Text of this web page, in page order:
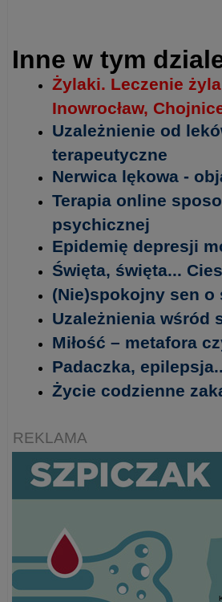
Inne w tym
Żylaki. Leczenie
Inowrocław,
Uzależnienie od
terapeutyczne
Nerwica lękowa -
Terapia online
psychicznej
Epidemię depresji
Święta, święta...
(Nie)spokojny sen o
Uzależnienia wśród
Miłość – metafora
Padaczka,
Życie codzienne
REKLAMA